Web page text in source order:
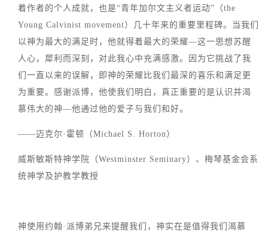
着作者的个人成就，也是“青年加尔文主义者运动”（the
Young Calvinist movement）几十年来的重要里程碑。当我们
以神为最大的满足时，他就得着最大的荣耀—这一思想苏醒
人心，犀利而深刻，对此我心中充满感激。因为它挑战了我
们一直以来的误解，即神的荣耀比我们最深的喜乐和满足更
为重要。感谢派博，他使我们明白，真正重要的是认识并渴
慕伟大的神—他通过他的爱子与我们和好。
——迈克尔·霍顿（Michael S. Horton）
威斯敏斯特神学院（Westminster Seminary）、梅琴基金会系
统神学及护教学教授
神使用约翰·派博弟兄来提醒我们，神实在是值得我们渴慕